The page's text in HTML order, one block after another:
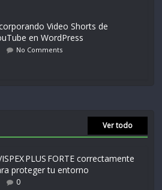
Video Shorts de
en WordPress
No Comments
Ver todo
PLUS FORTE correctamente
proteger tu entorno
0